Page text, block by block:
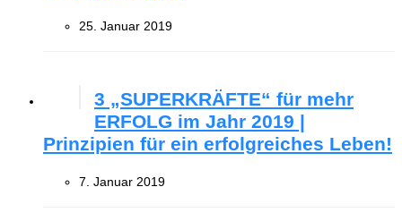
25. Januar 2019
3 „SUPERKRÄFTE“ für mehr
ERFOLG im Jahr 2019 |
Prinzipien für ein erfolgreiches Leben!
7. Januar 2019